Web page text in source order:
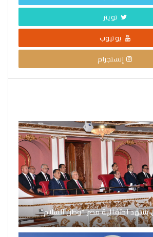
تويتر
يوتيوب
إنستجرام
احتفالية مصر “وطن السلام”